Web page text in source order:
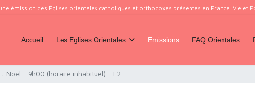
émission des Églises orientales catholiques et orthodoxes présentes en France. Vie et
Accueil Les Eglises Orientales Emissions FAQ Orientales
: Noël - 9h00 (horaire inhabituel) - F2